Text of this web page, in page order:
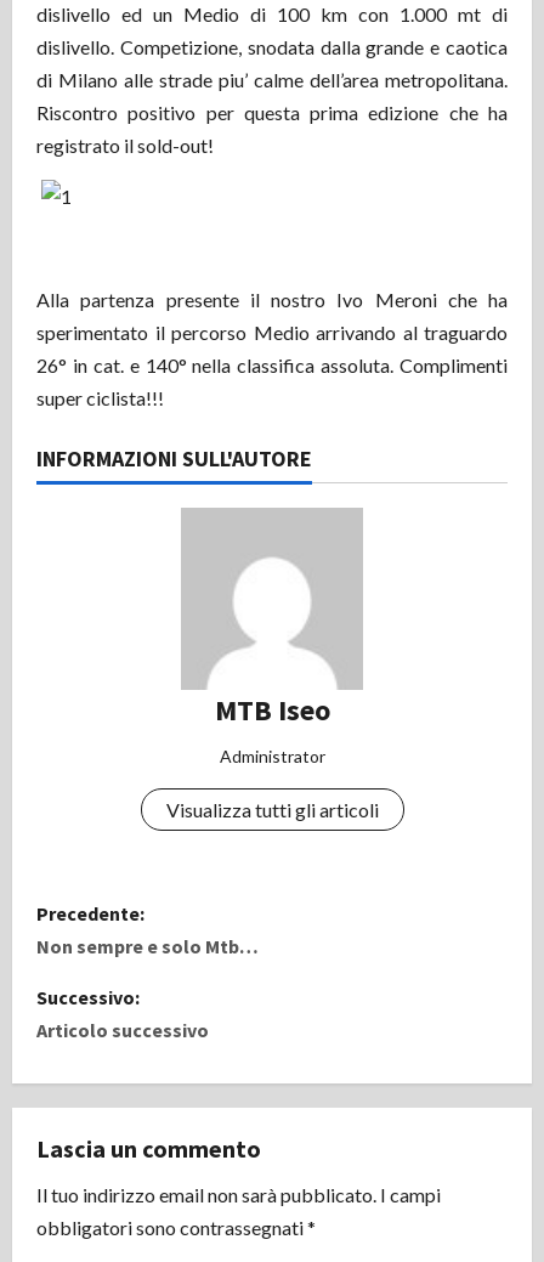
dislivello ed un Medio di 100 km con 1.000 mt di
dislivello. Competizione, snodata dalla grande e caotica
di Milano alle strade piu’ calme dell’area metropolitana.
Riscontro positivo per questa prima edizione che ha
registrato il sold-out!
Alla partenza presente il nostro Ivo Meroni che ha
sperimentato il percorso Medio arrivando al traguardo
26° in cat. e 140° nella classifica assoluta. Complimenti
super ciclista!!!
INFORMAZIONI SULL'AUTORE
MTB Iseo
Administrator
Visualizza tutti gli articoli
N
a
v
g
a
z
Precedente:
Non sempre e solo Mtb…
Successivo:
Articolo successivo
Lascia un commento
Il tuo indirizzo email non sarà pubblicato. I campi
obbligatori sono contrassegnati*